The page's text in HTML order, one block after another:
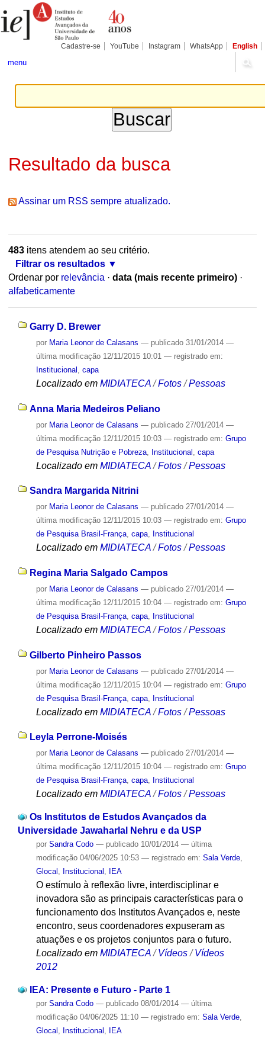
para
conteúdo.
Pessoais
Cadastre-se YouTube Instagram WhatsApp English
menu
Resultado da busca
Assinar um RSS sempre atualizado.
483itens atendem ao seu critério.
Filtrar os resultados
Ordenar por relevância · data (mais recente primeiro) ·
alfabeticamente
Garry D. Brewer
por Maria Leonor de Calasans — publicado31/01/2014 —
última modificação12/11/2015 10:01 — registrado em:
Institucional
capa
Localizado em MIDIATECA /Fotos /Pessoas
Anna Maria Medeiros Peliano
por Maria Leonor de Calasans — publicado27/01/2014 —
última modificação12/11/2015 10:03 — registrado em: Grupo
de Pesquisa Nutrição e Pobreza, Institucional capa
Localizado em MIDIATECA /Fotos /Pessoas
Sandra Margarida Nitrini
por Maria Leonor de Calasans — publicado27/01/2014 —
última modificação12/11/2015 10:03 — registrado em: Grupo
de Pesquisa Brasil-França, capa, Institucional
Localizado em MIDIATECA /Fotos /Pessoas
Regina Maria Salgado Campos
por Maria Leonor de Calasans — publicado27/01/2014 —
última modificação12/11/2015 10:04 — registrado em: Grupo
de Pesquisa Brasil-França, capa, Institucional
Localizado em MIDIATECA /Fotos /Pessoas
Gilberto Pinheiro Passos
por Maria Leonor de Calasans — publicado27/01/2014 —
última modificação12/11/2015 10:04 — registrado em: Grupo
de Pesquisa Brasil-França, capa, Institucional
Localizado em MIDIATECA /Fotos /Pessoas
Leyla Perrone-Moisés
por Maria Leonor de Calasans — publicado27/01/2014 —
última modificação12/11/2015 10:04 — registrado em: Grupo
de Pesquisa Brasil-França, capa, Institucional
Localizado em MIDIATECA /Fotos /Pessoas
Os Institutos de Estudos Avançados da
Universidade Jawaharlal Nehru e da USP
por Sandra Codo — publicado10/01/2014 — última
modificação04/06/2025 10:53 — registrado em: Sala Verde,
Glocal , Institucional , IEA
O estímulo à reflexão livre, interdisciplinar e
inovadora são as principais características para o
funcionamento dos Institutos Avançados e, neste
encontro, seus coordenadores expuseram as
atuações e os projetos conjuntos para o futuro.
Localizado em MIDIATECA /Vídeos /Vídeos
2012
IEA: Presente e Futuro - Parte 1
por Sandra Codo — publicado08/01/2014 — última
modificação04/06/2025 11:10 — registrado em: Sala Verde,
Glocal
Institucional IEA